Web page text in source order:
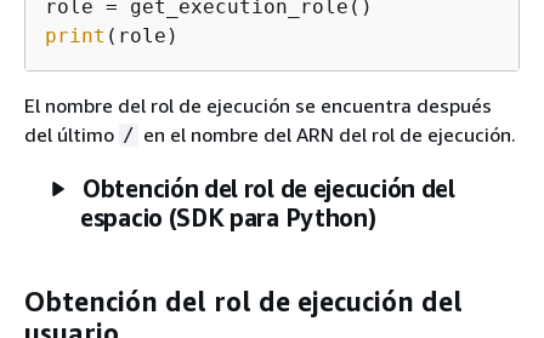
print (role)
El nombre del rol de ejecución se encuentra después
del último / en el nombre del ARN del rol de ejecución.
Obtención del rol de ejecución del
espacio (SDK para Python)
Obtención del rol de ejecución del